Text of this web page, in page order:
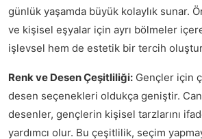
günlük yaşamda büyük kolaylık sunar.
ve kişisel eşyalar için ayrı bölmeler
işlevsel hem de estetik bir tercih
Renk ve Desen Çeşitliliği: Gençler için
desen seçenekleri oldukça geniştir.
desenler, gençlerin kişisel tarzlarını
yardımcı olur. Bu çeşitlilik, seçim